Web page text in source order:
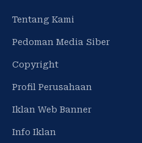
Tentang Kami
Pedoman Media Siber
Copyright
Profil Perusahaan
Iklan Web Banner
Info Iklan